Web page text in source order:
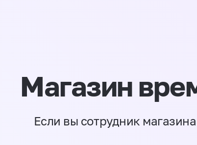
Магазин
Если вы сотрудник